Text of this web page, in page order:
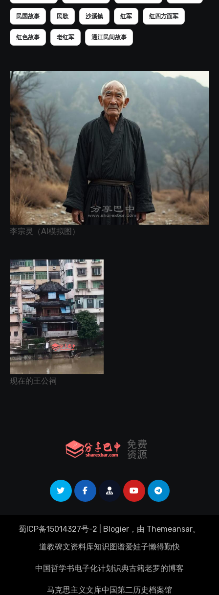
民国故事 民歌 沙溪镇 红军 红四方面军
红色故事 老红军 通江民间故事
李宗灵（AI模拟图）
现在的王公祠
蜀ICP备15014327号-2 Blogier ，由 Themeansar。
道教碑文资料库知识图谱爱娃子懒得勤快
中国哲学书电子化计划识典古籍老罗的博客
马克思主义文库中国第二历史档案馆